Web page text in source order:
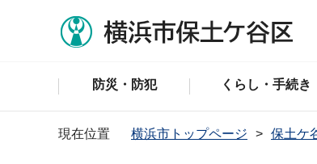
防災・防犯 くらし・手続き
現在位置 横浜市トップページ 保土ケ